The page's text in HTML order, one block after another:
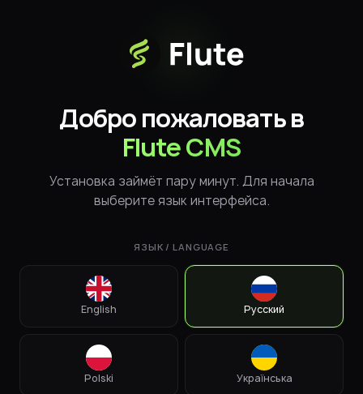
Добро пожаловать в
Flute CMS
Установка займёт пару минут. Для начала
выберите язык интерфейса.
ЯЗЫК / LANGUAGE
English Русский
Polski Українська